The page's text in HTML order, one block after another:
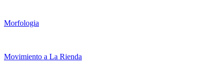
Morfologia
Movimiento a La Rienda